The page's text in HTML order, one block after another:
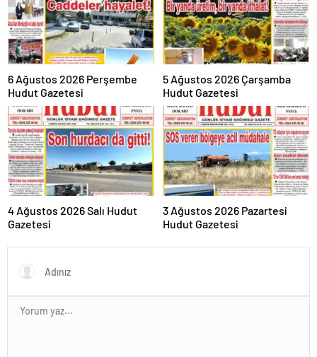
6 Ağustos 2026 Perşembe
Hudut Gazetesi
5 Ağustos 2026 Çarşamba
Hudut Gazetesi
4 Ağustos 2026 Salı Hudut
Gazetesi
3 Ağustos 2026 Pazartesi
Hudut Gazetesi